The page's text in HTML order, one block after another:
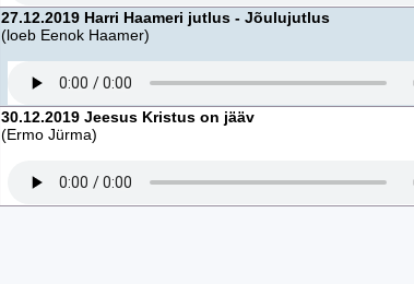
27.12.2019 Harri Haameri jutlus - Jõulujutlus
(loeb Eenok Haamer)
30.12.2019 Jeesus Kristus on jääv
(Ermo Jürma)